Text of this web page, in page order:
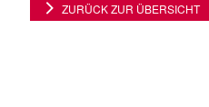
ZURÜCK ZUR ÜBERSICHT